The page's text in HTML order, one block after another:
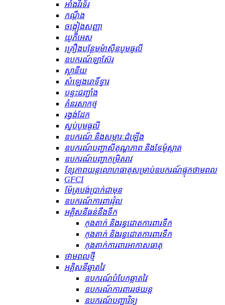
អាំងវឺរទ័រ
កណ្ដឹង
ចង្កៀងសញ្ញា
យូភីអេស
គ្រឿងបន្ថែមម៉ាស៊ីនបូមធូលី
ឧបករណ៍ឡាស៊ែរ
ស្ថានីយ
សំឡេងរោទិ៍ទ្វារ
បន្ទះជញ្ជាំង
គំនរសាកថ្ម
រង្វង់ដែក
ស្នប់បូមធូលី
ឧបករណ៍ និងសម្ភារៈដំឡើង
ឧបករណ៍បញ្ជាសីតុណ្ហភាព និងទែម៉ូស្តាត
ឧបករណ៍បញ្ជាកម្រិតរាវ
ខ្សែភាពយន្តលោហធាតុសម្រាប់ឧបករណ៍ផ្ទុកថាមពល
GFCI
ម៉ែត្របង់ប្រាក់ជាមុន
ឧបករណ៍ការពារវ៉ុល
អគ្គិសនីធន់នឹងទឹក
កុងតាក់ និងរន្ធដោតការពារទឹក
កុងតាក់ និងរន្ធដោតការពារទឹក
កុងតាក់ការពារអាកាសធាតុ
ថាមពលថ្មី
អគ្គិសនីឆ្លាតវៃ
ឧបករណ៍បំបែកឆ្លាតវៃ
ឧបករណ៍ការពាររថយន្ត
ឧបករណ៍បញ្ជាវិទ្យុ